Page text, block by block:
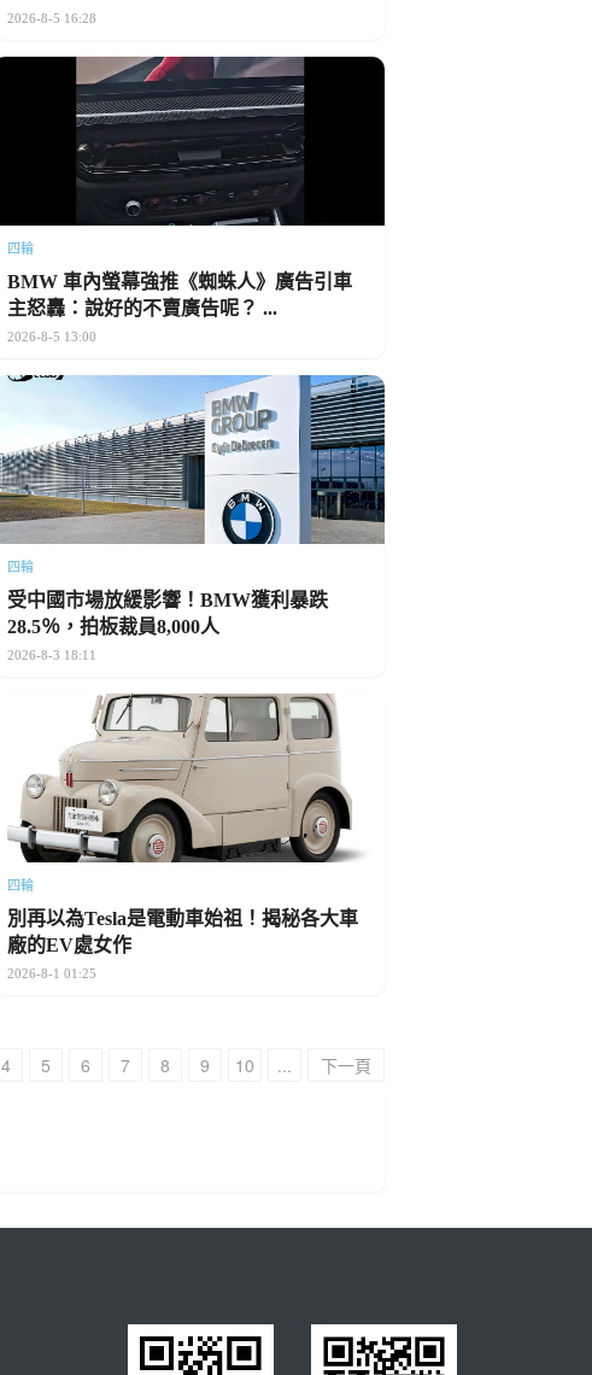
2026-8-5 16:28
四輪
BMW 車內螢幕強推《蜘蛛人》廣告引車
主怒轟：說好的不賣廣告呢？ ...
2026-8-5 13:00
四輪
受中國市場放緩影響！BMW獲利暴跌
28.5％，拍板裁員8,000人
2026-8-3 18:11
四輪
別再以為Tesla是電動車始祖！揭秘各大車
廠的EV處女作
2026-8-1 01:25
4 5 6 7 8 9 10
...
下一頁